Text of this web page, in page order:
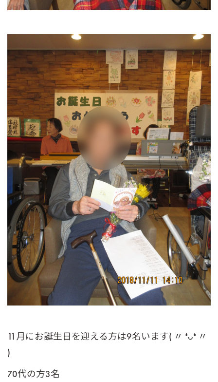
11月にお誕生日を迎える方は9名います( 〃 ❛ᴗ❛ 〃
)
70代の方3名